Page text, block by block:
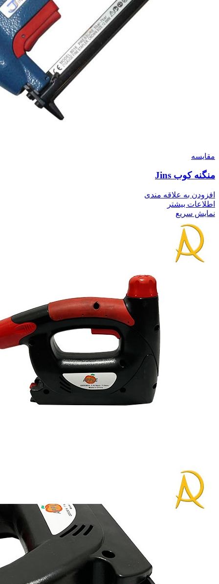
مقايسه
منگنه کوب Jins
افزودن به علاقه مندی
اطلاعات بیشتر
نمایش سریع